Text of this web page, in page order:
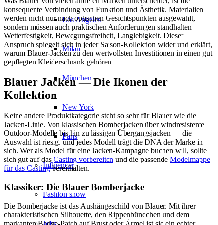
Los Angeles
Milan
München
New York
Paris
Influencer
Fashion show
Jobs
konsequente Verbindung von Funktion und Ästhetik. Materialien
werden nicht nur nach optischen Gesichtspunkten ausgewählt,
sondern müssen auch praktischen Anforderungen standhalten —
Wetterfestigkeit, Bewegungsfreiheit, Langlebigkeit. Dieser
Anspruch spiegelt sich in jeder Saison-Kollektion wider und erklärt,
warum Blauer-Jacken zu den wertvollsten Investitionen in einen gut
gepflegten Kleiderschrank gehören.
Blauer Jacken — Die Ikonen der
Kollektion
Keine andere Produktkategorie steht so sehr für Blauer wie die
Jacken-Linie. Von klassischen Bomberjacken über windresistente
Outdoor-Modelle bis hin zu lässigen Übergangsjacken — die
Auswahl ist riesig, und jedes Modell trägt die DNA der Marke in
sich. Wer als Model für eine Jacken-Kampagne buchen will, sollte
sich gut auf das Casting vorbereiten und die passende Modelmappe
für das Castingbereithalten.
Klassiker: Die Blauer Bomberjacke
Die Bomberjacke ist das Aushängeschild von Blauer. Mit ihrer
charakteristischen Silhouette, den Rippenbündchen und dem
markanten Badge-Patch auf Brust oder Ärmel ist sie ein echter